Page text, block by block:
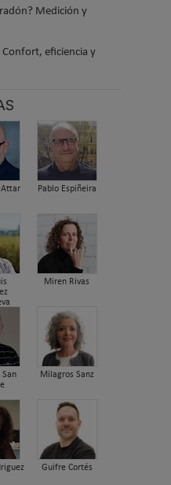
Medición y
Confort, eficiencia y
Attar Pablo Espiñeira
Miren Rivas
Milagros Sanz
Guifre Cortés